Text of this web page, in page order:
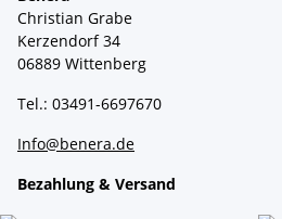
Christian Grabe
Kerzendorf 34
06889 Wittenberg
Tel.: 03491-6697670
Info@benera.de
Bezahlung & Versand